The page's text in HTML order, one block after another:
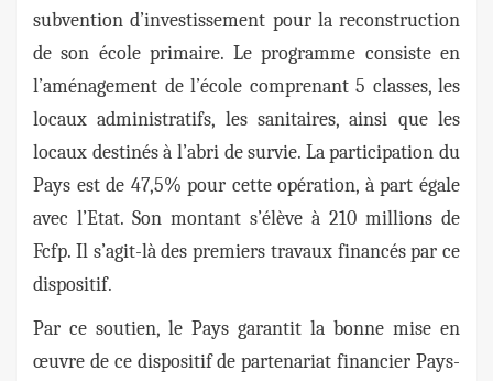
subvention d’investissement pour la reconstruction
de son école primaire. Le programme consiste en
l’aménagement de l’école comprenant 5 classes, les
locaux administratifs, les sanitaires, ainsi que les
locaux destinés à l’abri de survie. La participation du
Pays est de 47,5% pour cette opération, à part égale
avec l’Etat. Son montant s’élève à 210 millions de
Fcfp. Il s’agit-là des premiers travaux financés par ce
dispositif.
Par ce soutien, le Pays garantit la bonne mise en
œuvre de ce dispositif de partenariat financier Pays-